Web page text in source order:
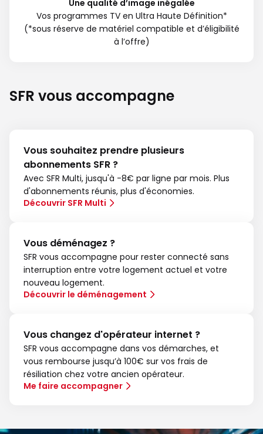
Une qualité d’image inégalée
Vos programmes TV en Ultra Haute Définition*
(*sous réserve de matériel compatible et d’éligibilité
à l’offre)
SFR vous accompagne
Vous souhaitez prendre plusieurs
abonnements SFR ?
Avec SFR Multi, jusqu'à -8€ par ligne par mois. Plus
d'abonnements réunis, plus d'économies.
Découvrir SFR Multi
Vous déménagez ?
SFR vous accompagne pour rester connecté sans
interruption entre votre logement actuel et votre
nouveau logement.
Découvrir le déménagement
Vous changez d'opérateur internet ?
SFR vous accompagne dans vos démarches, et
vous rembourse jusqu’à 100€ sur vos frais de
résiliation chez votre ancien opérateur.
Me faire accompagner